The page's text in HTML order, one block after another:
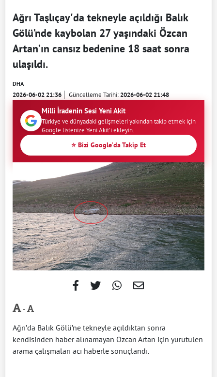
Ağrı Taşlıçay'da tekneyle açıldığı Balık
Gölü’nde kaybolan 27 yaşındaki Özcan
Artan’ın cansız bedenine 18 saat sonra
ulaşıldı.
DHA
2026-06-02 21:36 Güncelleme Tarihi:2026-06-02 21:48
Milli İradenin Sesi Yeni Akit
Türkiye ve dünyadaki gelişmeleri yakından takip etmek için
Google listenize Yeni Akit'i ekleyin.
⭐ Bizi Google'da Takip Et
-
Ağrı’da Balık Gölü’ne tekneyle açıldıktan sonra
kendisinden haber alınamayan Özcan Artan için yürütülen
arama çalışmaları acı haberle sonuçlandı.